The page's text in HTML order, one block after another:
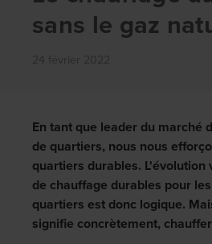
sans le gaz
En tant que leader du marché
de quartiers, nous nous
quartiers durables. L'évolution
de chauffage durables pour
quartiers est donc logique.
signifie concrètement,